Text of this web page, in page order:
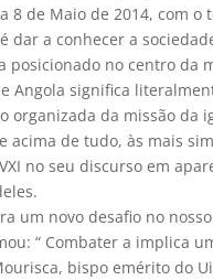
8 de Maio de 2014, com o
dar a conhecer a
posicionado no centro da
Angola significa
organizada da missão
acima de tudo, às mais
no seu discurso em
um novo desafio no
“ Combater a implica
bispo emérito do